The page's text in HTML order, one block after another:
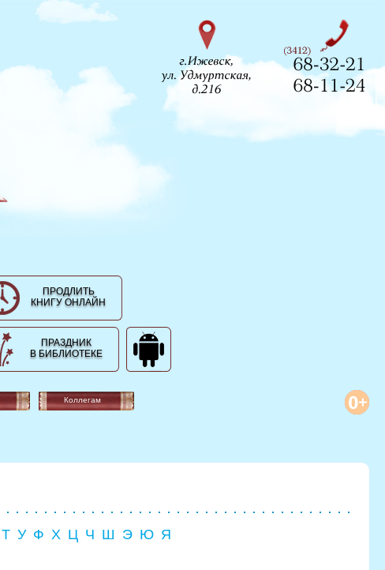
ПРОДЛИТЬ
КНИГУ ОНЛАЙН
ПРАЗДНИК
В БИБЛИОТЕКЕ
Коллегам
Т У Ф Х Ц Ч Ш Э Ю Я